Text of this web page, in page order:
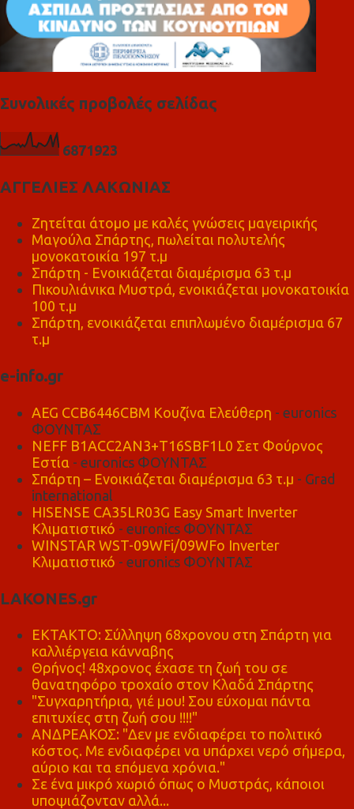
Συνολικές προβολές σελίδας
6871923
ΑΓΓΕΛΙΕΣ ΛΑΚΩΝΙΑΣ
Ζητείται άτομο με καλές γνώσεις μαγειρικής
Μαγούλα Σπάρτης, πωλείται πολυτελής
μονοκατοικία 197 τ.μ
Σπάρτη - Ενοικιάζεται διαμέρισμα 63 τ.μ
Πικουλιάνικα Μυστρά, ενοικιάζεται μονοκατοικία
100 τ.μ
Σπάρτη, ενοικιάζεται επιπλωμένο διαμέρισμα 67
τ.μ
e-info.gr
AEG CCB6446CBM Κουζίνα Ελεύθερη - euronics
ΦΟΥΝΤΑΣ
NEFF B1ACC2AN3+T16SBF1L0 Σετ Φούρνος
Εστία - euronics ΦΟΥΝΤΑΣ
Σπάρτη – Ενοικιάζεται διαμέρισμα 63 τ.μ - Grad
international
HISENSE CA35LR03G Easy Smart Inverter
Κλιματιστικό - euronics ΦΟΥΝΤΑΣ
WINSTAR WST-09WFi/09WFo Inverter
Κλιματιστικό - euronics ΦΟΥΝΤΑΣ
LAKONES.gr
ΕΚΤΑΚΤΟ: Σύλληψη 68χρονου στη Σπάρτη για
καλλιέργεια κάνναβης
Θρήνος! 48χρονος έχασε τη ζωή του σε
θανατηφόρο τροχαίο στον Κλαδά Σπάρτης
"Συγχαρητήρια, γιέ μου! Σου εύχομαι πάντα
επιτυχίες στη ζωή σου !!!!"
ΑΝΔΡΕΑΚΟΣ: "Δεν με ενδιαφέρει το πολιτικό
κόστος. Με ενδιαφέρει να υπάρχει νερό σήμερα,
αύριο και τα επόμενα χρόνια."
Σε ένα μικρό χωριό όπως ο Μυστράς, κάποιοι
υποψιάζονταν αλλά...